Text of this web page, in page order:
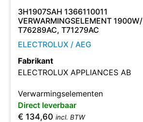
3H1907SAH 1366110011
VERWARMINGSELEMENT
T76289AC, T71279AC
ELECTROLUX / AEG
Fabrikant
ELECTROLUX APPLIANCES AB
Verwarmingselementen
Direct leverbaar
€ 134,60 incl. BTW